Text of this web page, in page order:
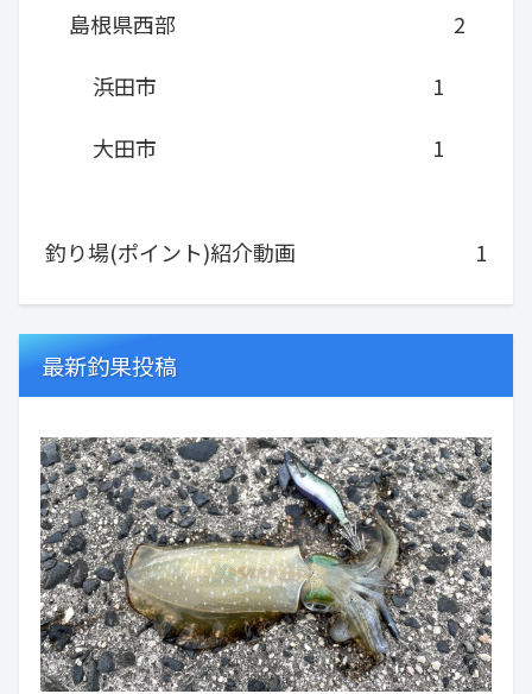
島根県西部
2
浜田市
1
大田市
1
釣り場(ポイント)紹介動画 1
最新釣果投稿